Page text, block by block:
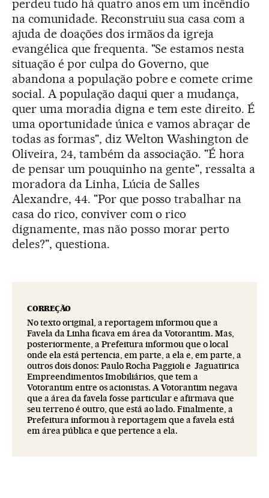
perdeu tudo há quatro anos em um incêndio
na comunidade. Reconstruiu sua casa com a
ajuda de doações dos irmãos da igreja
evangélica que frequenta. "Se estamos nesta
situação é por culpa do Governo, que
abandona a população pobre e comete crime
social. A população daqui quer a mudança,
quer uma moradia digna e tem este direito. É
uma oportunidade única e vamos abraçar de
todas as formas", diz Welton Washington de
Oliveira, 24, também da associação. "É hora
de pensar um pouquinho na gente", ressalta a
moradora da Linha, Lúcia de Salles
Alexandre, 44. "Por que posso trabalhar na
casa do rico, conviver com o rico
dignamente, mas não posso morar perto
deles?", questiona.
CORREÇÃO
No texto original, a reportagem informou que a
Favela da Linha ficava em área da Votorantim. Mas,
posteriormente, a Prefeitura informou que o local
onde ela está pertencia, em parte, a ela e, em parte, a
outros dois donos: Paulo Rocha Paggioli e Jaguatirica
Empreendimentos Imobiliários, que tem a
Votorantim entre os acionistas. A Votorantim negava
que a área da favela fosse particular e afirmava que
seu terreno é outro, que está ao lado. Finalmente, a
Prefeitura informou à reportagem que a favela está
em área pública e que pertence a ela.